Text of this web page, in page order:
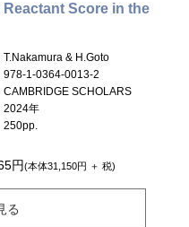
Score in the
T.Nakamura & H.Goto
978-1-0364-0013-2
CAMBRIDGE SCHOLARS
2024年
250pp.
円(本体31,150円 ＋ 税)
る